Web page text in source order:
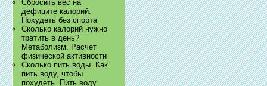
Сбросить вес на
дефиците калорий.
Похудеть без спорта
Сколько калорий нужно
тратить в день?
Метаболизм. Расчет
физической активности
Сколько пить воды. Как
пить воду, чтобы
похудеть. Пить воду